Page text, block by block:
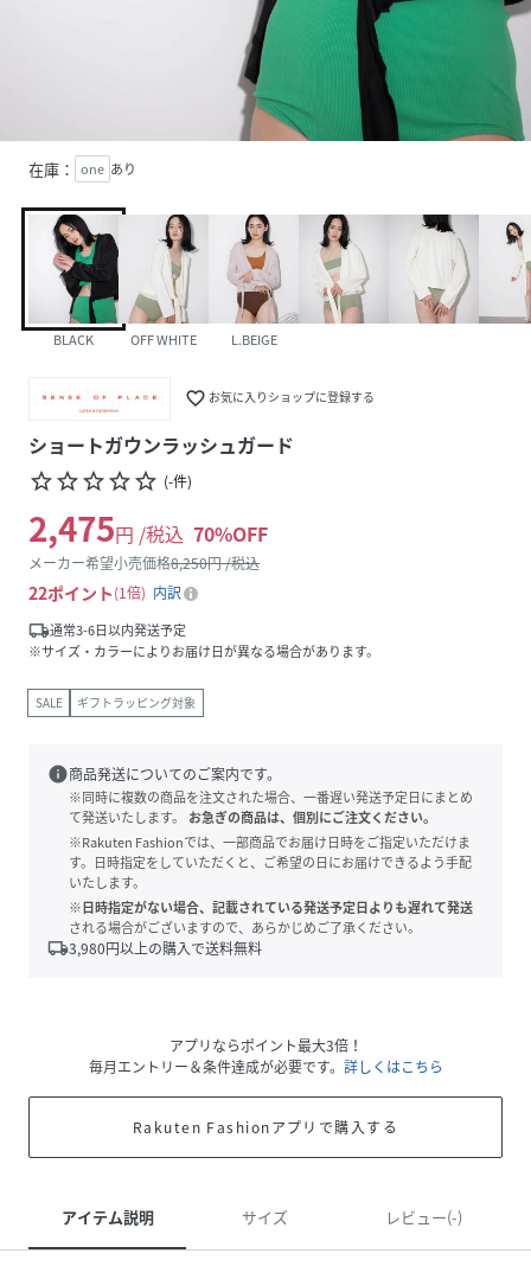
在庫： one あり
BLACK OFF WHITE L.BEIGE
favorite_border お気に入りショップに登録する
ショートガウンラッシュガード
star_borderstar_borderstar_borderstar_borderstar_border (-件)
2,475円 /税込 70%OFF
メーカー希望小売価格8,250円 /税込
22ポイント 1倍
内訳
local_shipping通常3-6日以内発送予定
※サイズ・カラーによりお届け日が異なる場合があります。
SALE ギフトラッピング対象
info商品発送についてのご案内です。
※同時に複数の商品を注文された場合、一番遅い発送予定日にまとめ
て発送いたします。
お急ぎの商品は、個別にご注文ください。
※Rakuten Fashionでは、一部商品でお届け日時をご指定いただけま
す。日時指定をしていただくと、ご希望の日にお届けできるよう手配
いたします。
※日時指定がない場合、記載されている発送予定日よりも遅れて発送
される場合がございますので、あらかじめご了承ください。
local_shipping3,980円以上の購入で送料無料
アプリならポイント最大3倍！
毎月エントリー＆条件達成が必要です。 詳しくはこちら
Rakuten Fashionアプリで購入する
アイテム説明 サイズ レビュー(-)